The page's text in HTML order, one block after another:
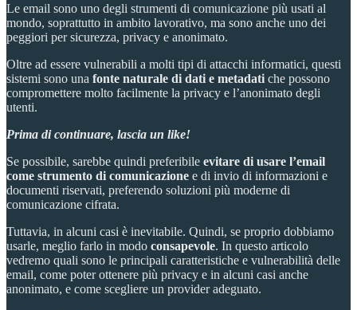
Le email sono uno degli strumenti di comunicazione più usati al
mondo, soprattutto in ambito lavorativo, ma sono anche uno dei
peggiori per sicurezza, privacy e anonimato.
Oltre ad essere vulnerabili a molti tipi di attacchi informatici, questi
sistemi sono una fonte naturale di dati e metadati che possono
compromettere molto facilmente la privacy e l’anonimato degli
utenti.
Prima di continuare, lascia un like!
Se possibile, sarebbe quindi preferibile evitare di usare l’email
come strumento di comunicazione e di invio di informazioni e
documenti riservati, preferendo soluzioni più moderne di
comunicazione cifrata.
Tuttavia, in alcuni casi è inevitabile. Quindi, se proprio dobbiamo
usarle, meglio farlo in modo consapevole. In questo articolo
vedremo quali sono le principali caratteristiche e vulnerabilità delle
email, come poter ottenere più privacy e in alcuni casi anche
anonimato, e come scegliere un provider adeguato.